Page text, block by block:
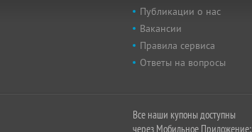
Публикации о нас
Вакансии
Правила сервиса
Ответы на вопросы
Все наши купоны доступны
через Мобильное Приложение: